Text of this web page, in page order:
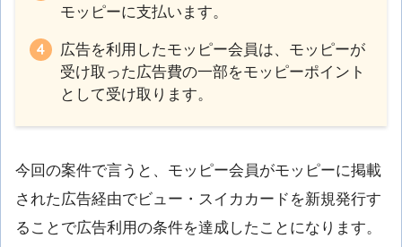
モッピーに支払います。
広告を利用したモッピー会員は、モッピーが
受け取った広告費の一部をモッピーポイント
として受け取ります。
今回の案件で言うと、モッピー会員がモッピーに掲載
された広告経由でビュー・スイカカードを新規発行す
ることで広告利用の条件を達成したことになります。